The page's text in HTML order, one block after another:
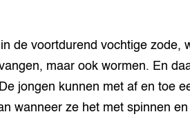
de voortdurend vochtige zode,
maar ook wormen. En
jongen kunnen met af en toe
wanneer ze het met spinnen